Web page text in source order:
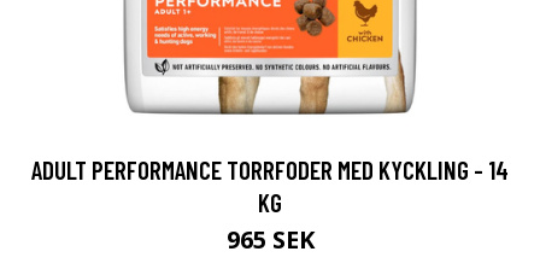
ADULT PERFORMANCE TORRFODER MED KYCKLING - 14
KG
965 SEK